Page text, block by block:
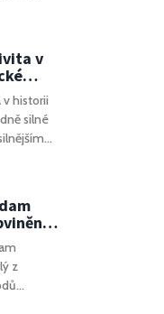
fáze se
a
dobu
v
v historii
silné
k
sedmi
z
s
Praze
z